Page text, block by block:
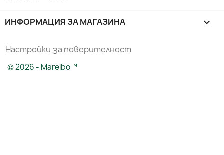
ИНФОРМАЦИЯ ЗА МАГАЗИНА keyboard_arrow_down
Настройки за поверителност
© 2026 - Marelbo™